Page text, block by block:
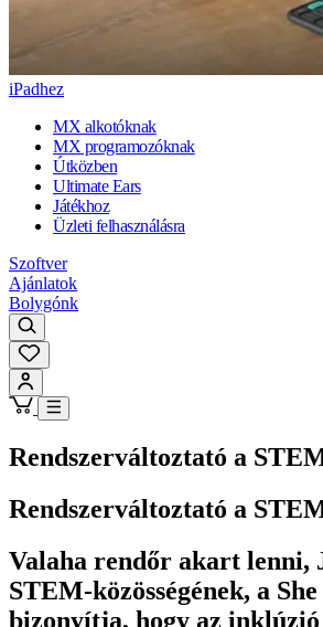
iPadhez
MX alkotóknak
MX programozóknak
Útközben
Ultimate Ears
Játékhoz
Üzleti felhasználásra
Szoftver
Ajánlatok
Bolygónk
Rendszerváltoztató a
Rendszerváltoztató a
Valaha rendőr akart lenni,
STEM-közösségének, a
bizonyítja, hogy az inklúzió